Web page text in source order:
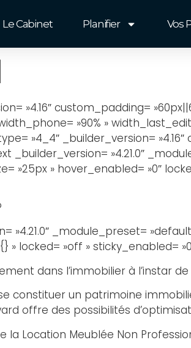
Le Cabinet Planifier Vos
»4.16″ custom_padding=
»90% »
»4_4″ _builder_version=
»4.21.0″
»25px » hover_enabled= »0″
_module_preset=
locked= »off » sticky_enabled=
dans l’immobilier à l’instar de
constituer un patrimoine
offre des possibilités
Location Meublée Non